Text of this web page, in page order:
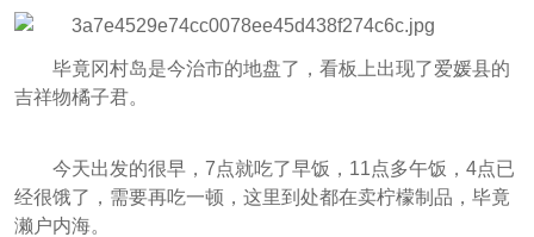
毕竟冈村岛是今治市的地盘了，看板上出现了爱媛县的
吉祥物橘子君。
今天出发的很早，7点就吃了早饭，11点多午饭，4点已
经很饿了，需要再吃一顿，这里到处都在卖柠檬制品，毕竟
濑户内海。